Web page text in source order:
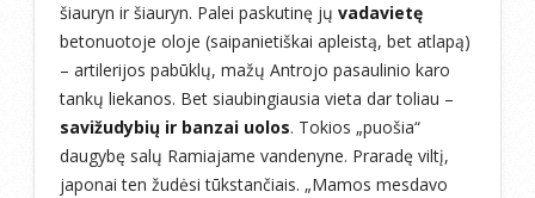
šiauryn ir šiauryn. Palei paskutinę jų vadavietę
betonuotoje oloje (saipanietiškai apleistą, bet atlapą)
– artilerijos pabūklų, mažų Antrojo pasaulinio karo
tankų liekanos. Bet siaubingiausia vieta dar toliau –
savižudybių ir banzai uolos. Tokios „puošia“
daugybę salų Ramiajame vandenyne. Praradę viltį,
japonai ten žudėsi tūkstančiais. „Mamos mesdavo